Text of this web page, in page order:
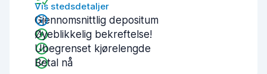
Vis stedsdetaljer
Gjennomsnittlig depositum
Øyeblikkelig bekreftelse!
Ubegrenset kjørelengde
Betal nå